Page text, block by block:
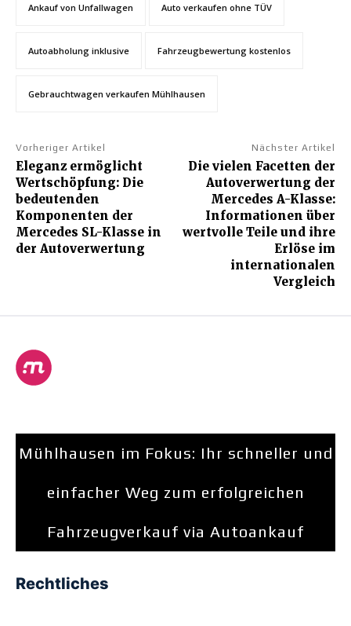
Ankauf von Unfallwagen Auto verkaufen ohne TÜV
Autoabholung inklusive Fahrzeugbewertung kostenlos
Gebrauchtwagen verkaufen Mühlhausen
Vorheriger Artikel
Eleganz ermöglicht
Wertschöpfung: Die
bedeutenden
Komponenten der
Mercedes SL-Klasse in
der Autoverwertung
Nächster Artikel
Die vielen Facetten der
Autoverwertung der
Mercedes A-Klasse:
Informationen über
wertvolle Teile und ihre
Erlöse im
internationalen
Vergleich
Mühlhausen im Fokus: Ihr schneller und
einfacher Weg zum erfolgreichen
Fahrzeugverkauf via Autoankauf
Rechtliches